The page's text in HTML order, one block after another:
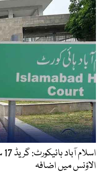
الاؤنس میں اضافہ